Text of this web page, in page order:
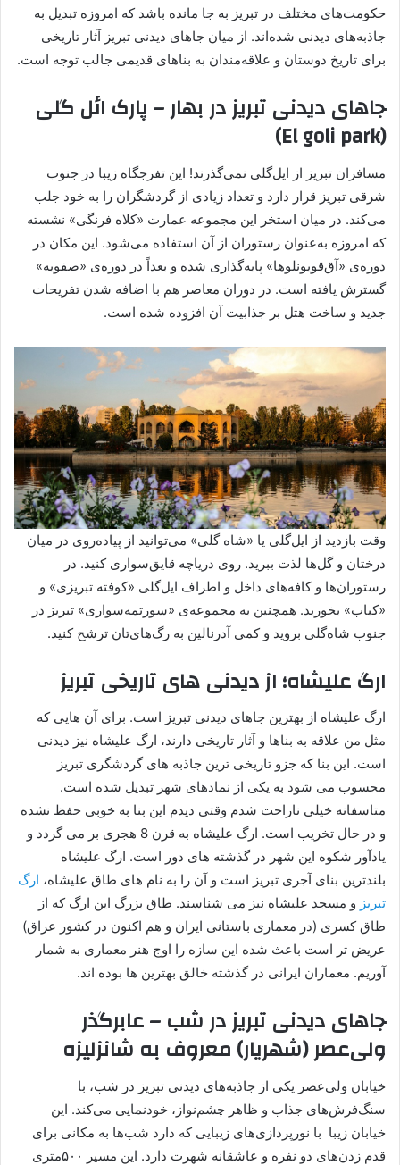
حکومت‌های مختلف در تبریز به جا مانده‌ باشد که امروزه تبدیل به
جاذبه‌های دیدنی شده‌اند. از میان جاهای دیدنی تبریز آثار تاریخی
برای تاریخ‌ دوستان و علاقه‌مندان به بناهای قدیمی جالب توجه است.
جاهای دیدنی تبریز در بهار – پارک ائل گلی
(El goli park)
مسافران تبریز از ایل‌گلی نمی‌گذرند! این تفرجگاه زیبا در جنوب
شرقی تبریز قرار دارد و تعداد زیادی از گردشگران را به خود جلب
می‌کند. در میان استخر این مجموعه عمارت «کلاه فرنگی» نشسته
که امروزه به‌عنوان رستوران از آن استفاده می‌شود. این مکان در
دوره‌ی «آق‌قویونلوها» پایه‌گذاری شده و بعداً در دوره‌ی «صفویه»
گسترش یافته است. در دوران معاصر هم با اضافه شدن تفریحات
جدید و ساخت هتل‌ بر جذابیت آن افزوده شده است.
وقت بازدید از ایل‌گلی یا «شاه گلی» می‌توانید از پیاده‌روی در میان
درختان و گل‌ها لذت ببرید. روی دریاچه قایق‌سواری کنید. در
رستوران‌ها و کافه‌های داخل و اطراف ایل‌گلی «کوفته تبریزی» و
«کباب» بخورید. همچنین به مجموعه‌ی «سورتمه‌سواری» تبریز در
جنوب شاه‌گلی بروید و کمی آدرنالین به رگ‌های‌تان ترشح کنید.
ارگ علیشاه؛ از دیدنی های تاریخی تبریز
ارگ علیشاه از بهترین جاهای دیدنی تبریز است. برای آن هایی که
مثل من علاقه به بناها و آثار تاریخی دارند، ارگ علیشاه نیز دیدنی
است. این بنا که جزو تاریخی ترین جاذبه های گردشگری تبریز
محسوب می شود به یکی از نمادهای شهر تبدیل شده است.
متاسفانه خیلی ناراحت شدم وقتی دیدم این بنا به خوبی حفظ نشده
و در حال تخریب است. ارگ علیشاه به قرن 8 هجری بر می گردد و
یادآور شکوه این شهر در گذشته های دور است. ارگ علیشاه
بلندترین بنای آجری تبریز است و آن را به نام های طاق علیشاه، ارگ
تبریز و مسجد علیشاه نیز می شناسند. طاق بزرگ این ارگ که از
طاق کسری (در معماری باستانی ایران و هم اکنون در کشور عراق)
عریض تر است باعث شده این سازه را اوج هنر معماری به شمار
آوریم. معماران ایرانی در گذشته خالق بهترین ها بوده اند.
جاهای دیدنی تبریز در شب – عابرگذر
ولی‌عصر (شهریار) معروف به شانزلیزه
خیابان ولی‌عصر یکی از جاذبه‌های دیدنی تبریز در شب، با
سنگ‌فرش‌های جذاب و ظاهر چشم‌نواز، خودنمایی می‌کند. این
خیابان زیبا با نورپردازی‌های زیبایی که دارد شب‌ها به مکانی برای
قدم زدن‌های دو نفره و عاشقانه شهرت دارد. این مسیر ۵۰۰متری